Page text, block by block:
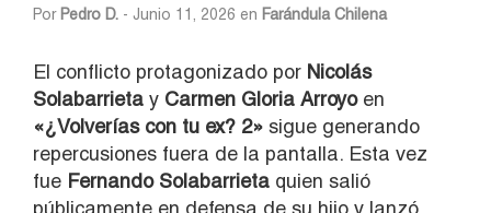
Por Pedro D. - Junio 11, 2026 en Farándula Chilena
El conflicto protagonizado por Nicolás
Solabarrieta y Carmen Gloria Arroyoen
«¿Volverías con tu ex? 2» sigue generando
repercusiones fuera de la pantalla. Esta vez
fue Fernando Solabarrieta quien salió
públicamente en defensa de su hijo y lanzó